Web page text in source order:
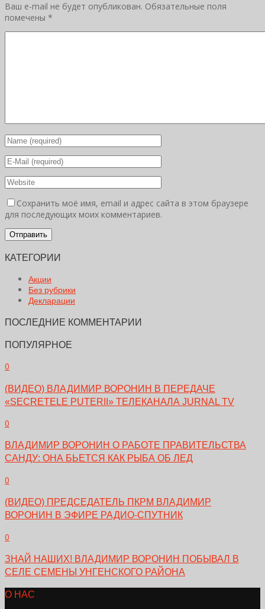
Ваш e-mail не будет опубликован. Обязательные поля
помечены *
Сохранить моё имя, email и адрес сайта в этом браузере
для последующих моих комментариев.
КАТЕГОРИИ
Акции
Без рубрики
Декларации
ПОСЛЕДНИЕ КОММЕНТАРИИ
ПОПУЛЯРНОЕ
0
(ВИДЕО) ВЛАДИМИР ВОРОНИН В ПЕРЕДАЧЕ
«SECRETELE PUTERII» ТЕЛЕКАНАЛА JURNAL TV
0
ВЛАДИМИР ВОРОНИН О РАБОТЕ ПРАВИТЕЛЬСТВА
САНДУ: ОНА БЬЕТСЯ КАК РЫБА ОБ ЛЕД
0
(ВИДЕО) ПРЕДСЕДАТЕЛЬ ПКРМ ВЛАДИМИР
ВОРОНИН В ЭФИРЕ РАДИО-СПУТНИК
0
ЗНАЙ НАШИХ! ВЛАДИМИР ВОРОНИН ПОБЫВАЛ В
СЕЛЕ СЕМЕНЫ УНГЕНСКОГО РАЙОНА
О НАС